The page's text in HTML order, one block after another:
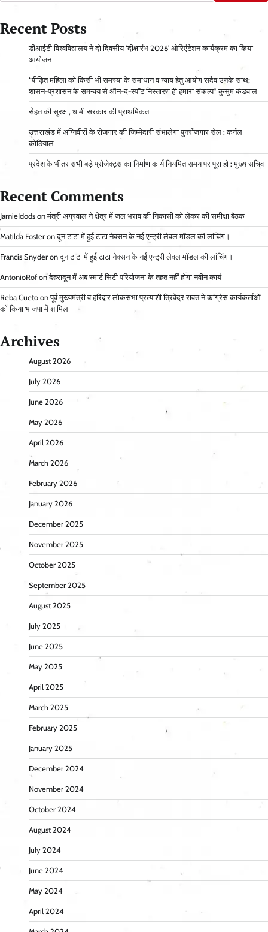
Recent Posts
डीआईटी विश्वविद्यालय ने दो दिवसीय ‘दीक्षारंभ 2026’ ओरिएंटेशन कार्यक्रम का किया
आयोजन
“पीड़ित महिला को किसी भी समस्या के समाधान व न्याय हेतु आयोग सदैव उनके साथ;
शासन-प्रशासन के समन्वय से ऑन-द-स्पॉट निस्तारण ही हमारा संकल्प” कुसुम कंडवाल
सेहत की सुरक्षा, धामी सरकार की प्राथमिकता
उत्तराखंड में अग्निवीरों के रोजगार की जिम्मेदारी संभालेगा पुनर्रोजगार सेल : कर्नल
कोठियाल
प्रदेश के भीतर सभी बड़े प्रोजेक्ट्स का निर्माण कार्य नियमित समय पर पूरा हो : मुख्य सचिव
Recent Comments
JamieIdods onमंत्री अग्रवाल ने क्षेत्र में जल भराव की निकासी को लेकर की समीक्षा बैठक
Matilda Foster onदून टाटा में हुई टाटा नेक्सन के नई एन्ट्री लेवल मॉडल की लांचिंग।
Francis Snyder onदून टाटा में हुई टाटा नेक्सन के नई एन्ट्री लेवल मॉडल की लांचिंग।
AntonioRof onदेहरादून में अब स्मार्ट सिटी परियोजना के तहत नहीं होगा नवीन कार्य
Reba Cueto onपूर्व मुख्यमंत्री व हरिद्वार लोकसभा प्रत्याशी त्रिवेंद्र रावत ने कांग्रेस कार्यकर्ताओं
को किया भाजपा में शामिल
Archives
August 2026
July 2026
June 2026
May 2026
April 2026
March 2026
February 2026
January 2026
December 2025
November 2025
October 2025
September 2025
August 2025
July 2025
June 2025
May 2025
April 2025
March 2025
February 2025
January 2025
December 2024
November 2024
October 2024
August 2024
July 2024
June 2024
May 2024
April 2024